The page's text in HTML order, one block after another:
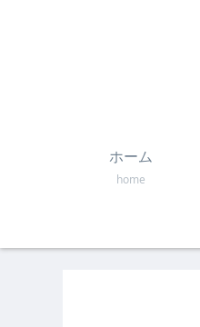
ホーム
home